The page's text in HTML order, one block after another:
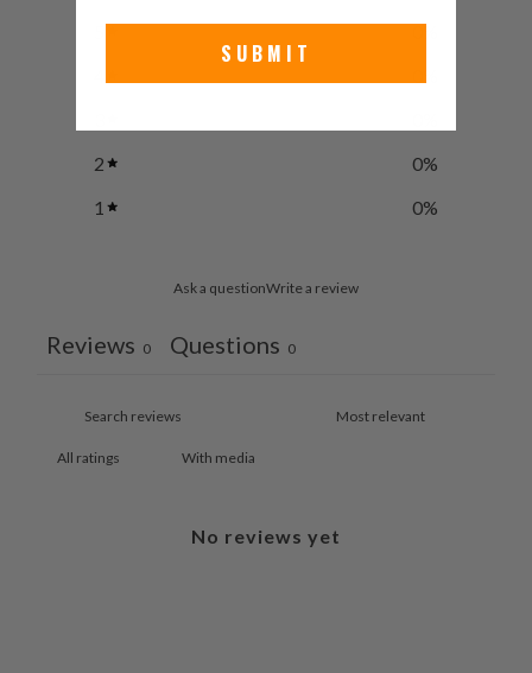
0%
2
0%
1
0%
Ask a questionWrite a review
Reviews 0 Questions 0
With media
No reviews yet
SUBMIT